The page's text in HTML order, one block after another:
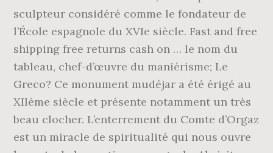
sculpteur considéré comme le fondateur de
l’École espagnole du XVIe siècle. Fast and free
shipping free returns cash on … le nom du
tableau, chef-d’œuvre du maniérisme; Le
Greco? Ce monument mudéjar a été érigé au
XIIème siècle et présente notamment un très
beau clocher. L’enterrement du Comte d’Orgaz
est un miracle de spiritualité qui nous ouvre